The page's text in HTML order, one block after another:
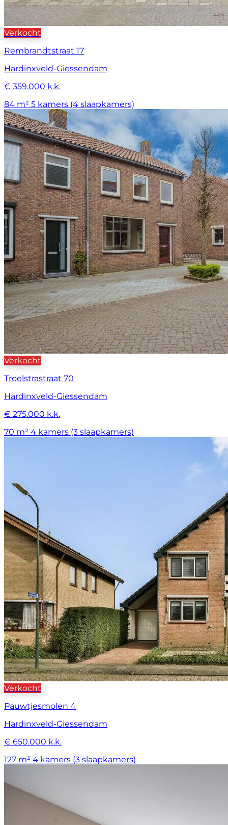
Verkocht
Rembrandtstraat 17
Hardinxveld-Giessendam
€ 359.000 k.k.
84 m² 5 kamers (4 slaapkamers)
Verkocht
Troelstrastraat 70
Hardinxveld-Giessendam
€ 275.000 k.k.
70 m² 4 kamers (3 slaapkamers)
Verkocht
Pauwtjesmolen 4
Hardinxveld-Giessendam
€ 650.000 k.k.
127 m² 4 kamers (3 slaapkamers)